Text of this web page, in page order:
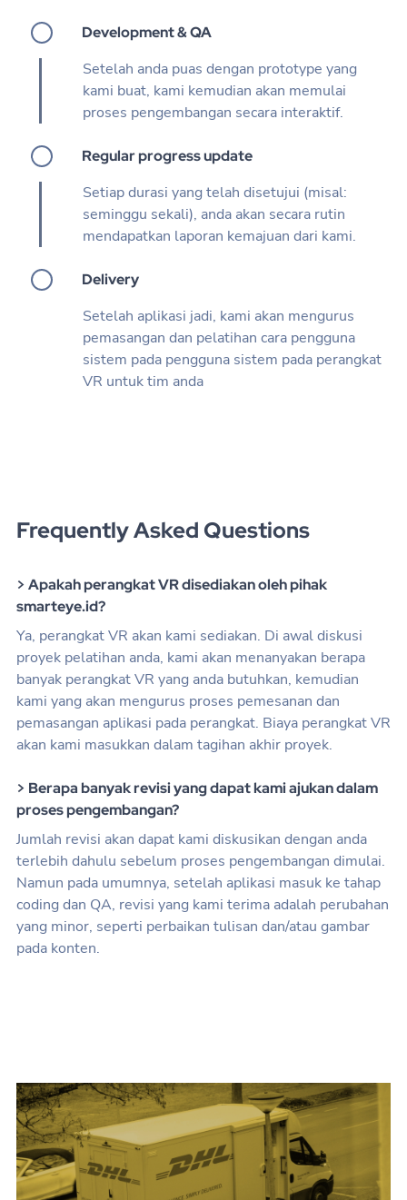
Development & QA
Setelah anda puas dengan prototype yang
kami buat, kami kemudian akan memulai
proses pengembangan secara interaktif.
Regular progress update
Setiap durasi yang telah disetujui (misal:
seminggu sekali), anda akan secara rutin
mendapatkan laporan kemajuan dari kami.
Delivery
Setelah aplikasi jadi, kami akan mengurus
pemasangan dan pelatihan cara pengguna
sistem pada pengguna sistem pada perangkat
VR untuk tim anda
Frequently Asked Questions
> Apakah perangkat VR disediakan oleh pihak
smarteye.id?
Ya, perangkat VR akan kami sediakan. Di awal diskusi
proyek pelatihan anda, kami akan menanyakan berapa
banyak perangkat VR yang anda butuhkan, kemudian
kami yang akan mengurus proses pemesanan dan
pemasangan aplikasi pada perangkat. Biaya perangkat VR
akan kami masukkan dalam tagihan akhir proyek.
> Berapa banyak revisi yang dapat kami ajukan dalam
proses pengembangan?
Jumlah revisi akan dapat kami diskusikan dengan anda
terlebih dahulu sebelum proses pengembangan dimulai.
Namun pada umumnya, setelah aplikasi masuk ke tahap
coding dan QA, revisi yang kami terima adalah perubahan
yang minor, seperti perbaikan tulisan dan/atau gambar
pada konten.